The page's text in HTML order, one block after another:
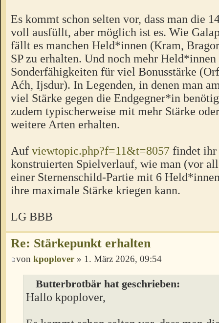
Es kommt schon selten vor, dass man die
voll ausfüllt, aber möglich ist es. Wie
fällt es manchen Held*innen (Kram,
SP zu erhalten. Und noch mehr Held*innen
Sonderfähigkeiten für viel Bonusstärke
Aćh, Ijsdur). In Legenden, in denen man
viel Stärke gegen die Endgegner*in
zudem typischerweise mit mehr Stärke
weitere Arten erhalten.
Auf viewtopic.php?f=11&t=8057 findet ihr
konstruierten Spielverlauf, wie man (vor
einer Sternenschild-Partie mit 6
ihre maximale Stärke kriegen kann.
LG BBB
Re: Stärkepunkt erhalten
von kpoplover » 1. März 2026, 09:54
Butterbrotbär hat geschrieben:
Hallo kpoplover,